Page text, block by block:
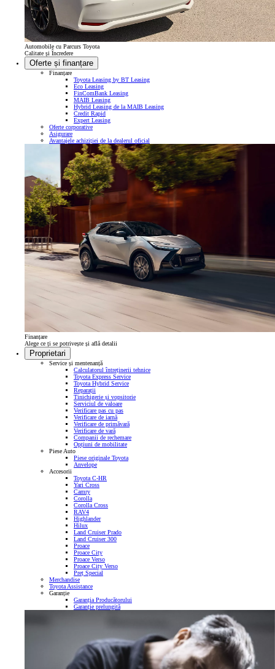
Automobile cu Parcurs Toyota
Calitate și Încredere
Oferte și finanțare
Finanțare
Toyota Leasing by BT Leasing
Eco Leasing
FinComBank Leasing
MAIB Leasing
Hybrid Leasing de la MAIB Leasing
Credit Rapid
Expert Leasing
Oferte corporative
Asigurare
Avantajele achiziției de la dealerul oficial
Finanțare
Alege ce ți se potrivește și află detalii
Proprietari
Service și mentenanță
Calculatorul întreținerii tehnice
Toyota Express Service
Toyota Hybrid Service
Reparații
Tinichigerie și vopsitorie
Serviciul de valoare
Verificare pas cu pas
Verificare de iarnă
Verificare de primăvară
Verificare de vară
Companii de rechemare
Opțiuni de mobilitate
Piese Auto
Piese originale Toyota
Anvelope
Accesorii
Toyota C-HR
Yari Cross
Camry
Corolla
Corolla Cross
RAV4
Highlander
Hilux
Land Cruiser Prado
Land Cruiser 300
Proace
Proace City
Proace Verso
Proace City Verso
Preț Special
Merchandise
Toyota Assistance
Garanție
Garanția Producătorului
Garanție prelungită